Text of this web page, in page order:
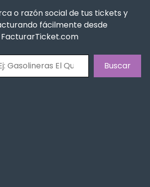
o razón social de tus tickets y
fácilmente desde
FacturarTicket.com
Buscar
Buscar